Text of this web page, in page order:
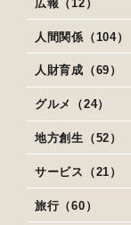
広報（12）
人間関係（104）
人財育成（69）
グルメ（24）
地方創生（52）
サービス（21）
旅行（60）